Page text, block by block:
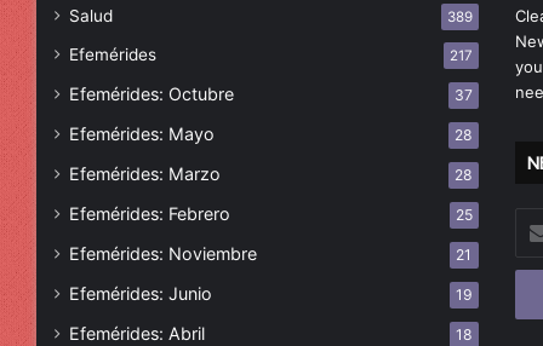
Salud 389
Efemérides 217
Efemérides: Octubre 37
Efemérides: Mayo 28
Efemérides: Marzo 28
Efemérides: Febrero 25
Efemérides: Noviembre 21
Efemérides: Junio 19
Efemérides: Abril 18